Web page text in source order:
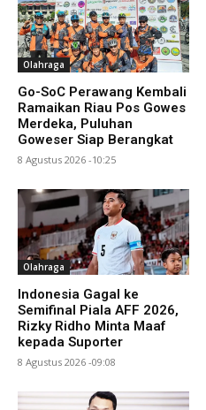
Olahraga
Go-SoC Perawang Kembali
Ramaikan Riau Pos Gowes
Merdeka, Puluhan
Goweser Siap Berangkat
8 Agustus 2026 -10:25
Olahraga
Indonesia Gagal ke
Semifinal Piala AFF 2026,
Rizky Ridho Minta Maaf
kepada Suporter
8 Agustus 2026 -09:08